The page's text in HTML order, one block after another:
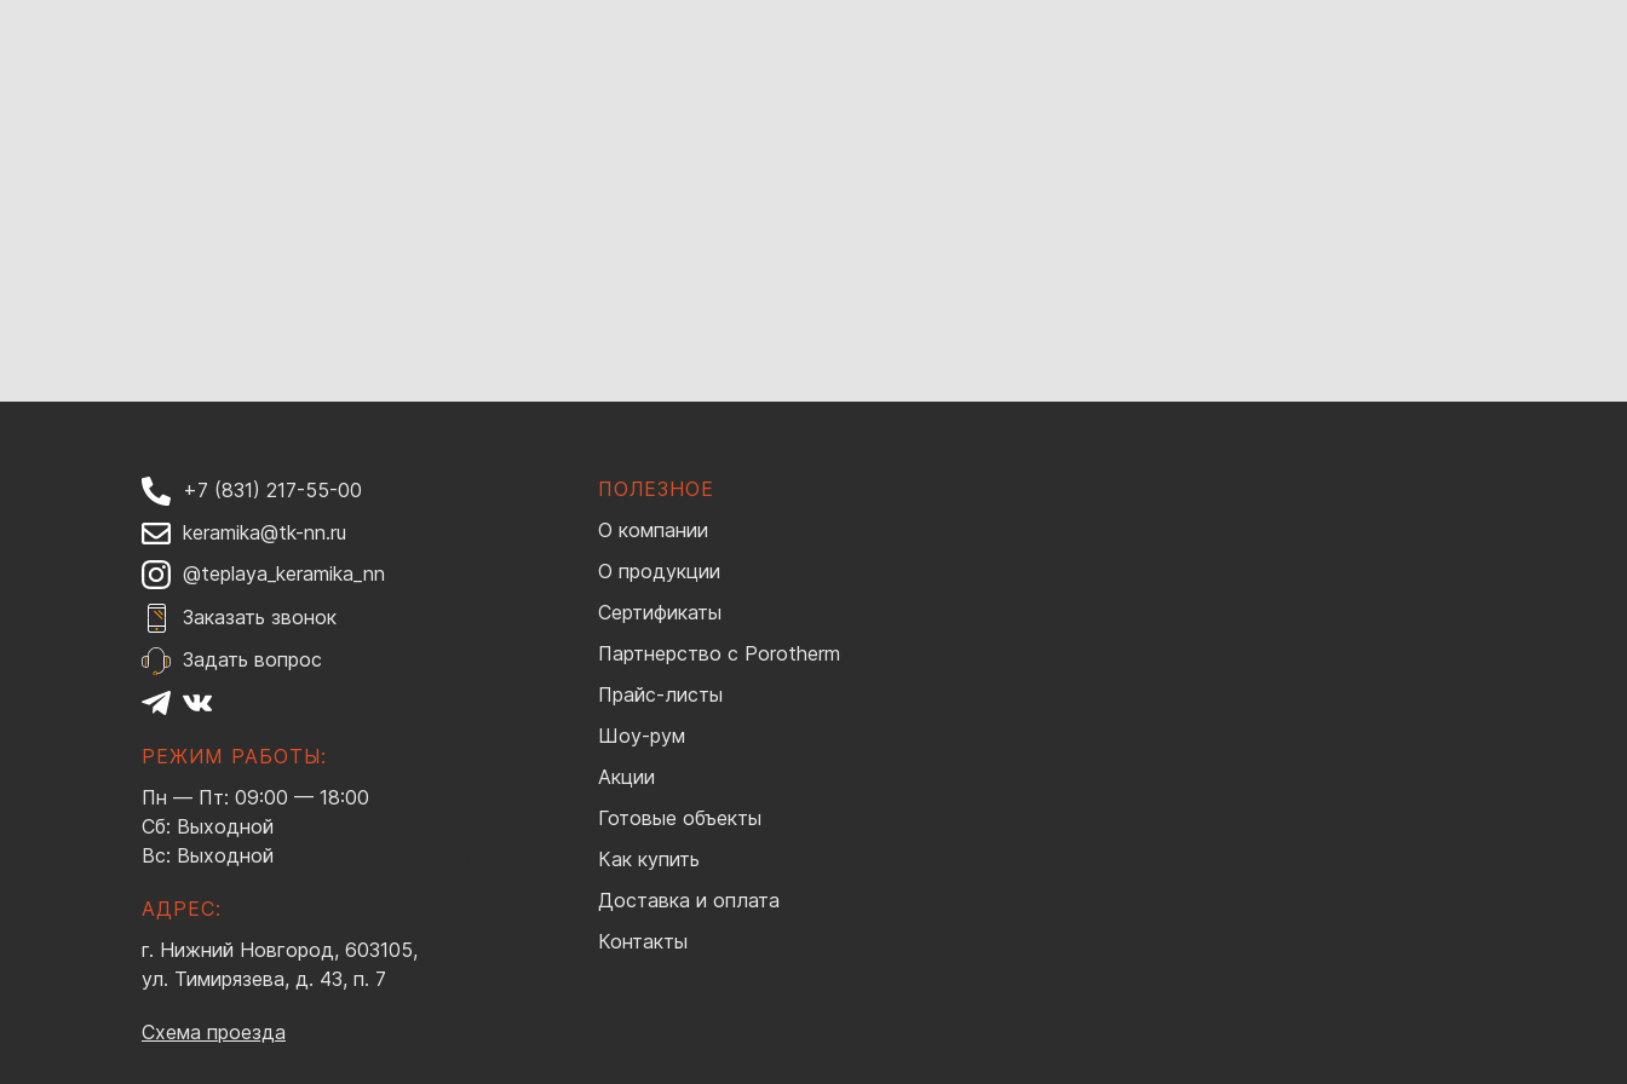
+7 (831) 217-55-00
keramika@tk-nn.ru
@teplaya_keramika_nn
Заказать звонок
Задать вопрос
РЕЖИМ РАБОТЫ:
Пн — Пт: 09:00 — 18:00
Сб: Выходной
Вс: Выходной
АДРЕС:
г. Нижний Новгород, 603105,
ул. Тимирязева, д. 43, п. 7
Схема проезда
ПОЛЕЗНОЕ
О компании
О продукции
Сертификаты
Партнерство с Porotherm
Прайс-листы
Шоу-рум
Акции
Готовые объекты
Как купить
Доставка и оплата
Контакты